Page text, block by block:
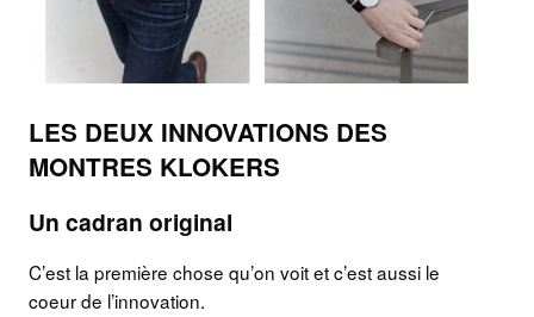
LES DEUX INNOVATIONS DES
MONTRES KLOKERS
Un cadran original
C’est la première chose qu’on voit et c’est aussi le
coeur de l’innovation.